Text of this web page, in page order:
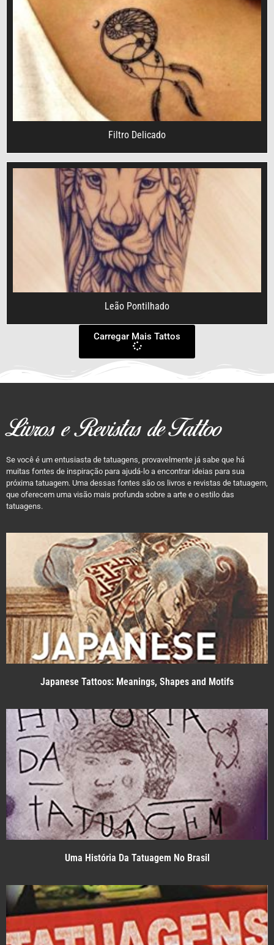
Filtro Delicado
Leão Pontilhado
Carregar Mais Tattos
Livros e Revistas de Tattoo
Se você é um entusiasta de tatuagens, provavelmente já sabe que há
muitas fontes de inspiração para ajudá-lo a encontrar ideias para sua
próxima tatuagem. Uma dessas fontes são os livros e revistas de tatuagem,
que oferecem uma visão mais profunda sobre a arte e o estilo das
tatuagens.
Japanese Tattoos: Meanings, Shapes and Motifs
Uma História Da Tatuagem No Brasil